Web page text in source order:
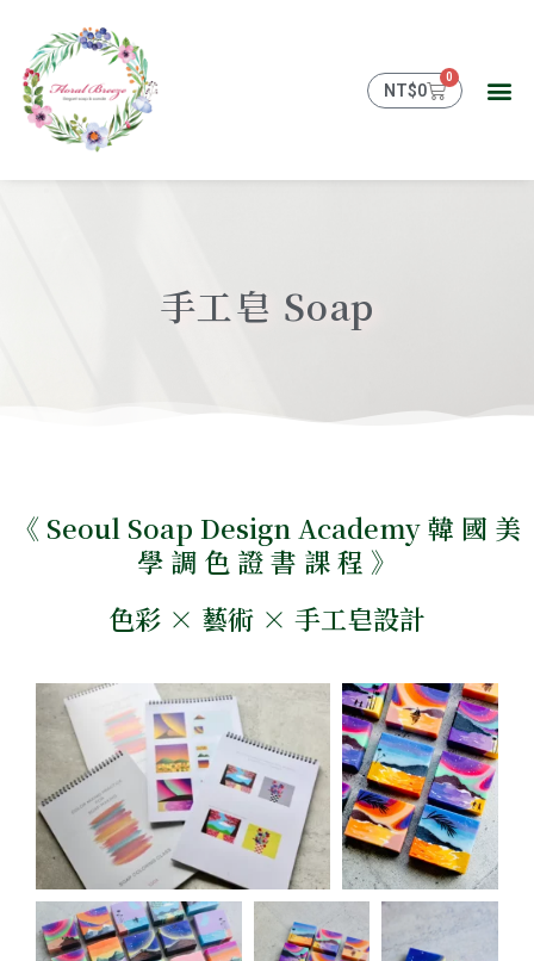
NT$0
0
購
物
手工皂 Soap
《 Seoul Soap Design Academy 韓 國 美
學 調 色 證 書 課 程 》
色彩 × 藝術 × 手工皂設計